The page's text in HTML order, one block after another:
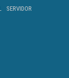
SERVIDOR